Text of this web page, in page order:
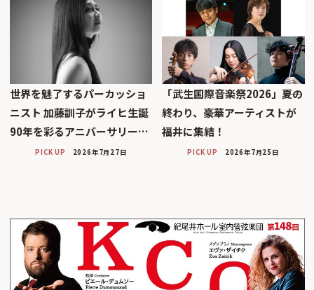
世界を魅了するパーカッショ
ニスト 加藤訓子がライヒ生誕
90年を彩るアニバーサリー…
PICK UP 2026年7月27日
「武生国際音楽祭2026」――夏の
終わり、豪華アーティストが
福井に集結！
PICK UP 2026年7月25日